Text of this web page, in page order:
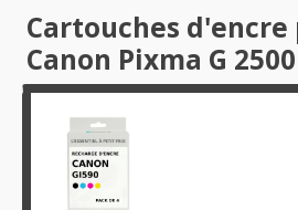
Cartouches d'encre
Canon Pixma G 2500